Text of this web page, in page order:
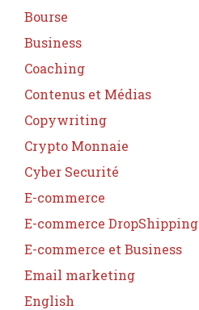
Bourse
Business
Coaching
Contenus et Médias
Copywriting
Crypto Monnaie
Cyber Securité
E-commerce
E-commerce DropShipping
E-commerce et Business
Email marketing
English